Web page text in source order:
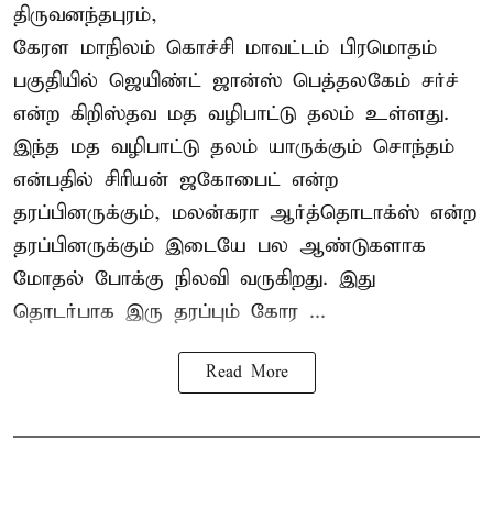
திருவனந்தபுரம்,
கேரள மாநிலம் கொச்சி மாவட்டம் பிரமொதம்
பகுதியில் ஜெயிண்ட் ஜான்ஸ் பெத்தலகேம் சர்ச்
என்ற கிறிஸ்தவ மத வழிபாட்டு தலம் உள்ளது.
இந்த மத வழிபாட்டு தலம் யாருக்கும் சொந்தம்
என்பதில் சிரியன் ஜகோபைட் என்ற
தரப்பினருக்கும், மலன்கரா ஆர்த்தொடாக்ஸ் என்ற
தரப்பினருக்கும் இடையே பல ஆண்டுகளாக
மோதல் போக்கு நிலவி வருகிறது. இது
தொடர்பாக இரு தரப்பும் கோர ...
Read More